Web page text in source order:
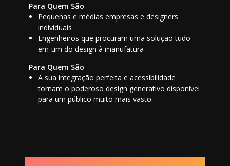
Para Quem São
Pequenas e médias empresas e designers
individuais
Engenheiros que procuram uma solução tudo-
em-um do design à manufatura
Para Quem São
A sua integração perfeita e acessibilidade
tornam o poderoso design generativo disponível
para um público muito mais vasto.